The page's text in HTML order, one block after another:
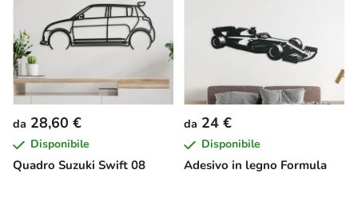
Quadro Suzuki Swift 08
da 28,60 €
Disponibile
Adesivo in legno Formula
da 24 €
Disponibile